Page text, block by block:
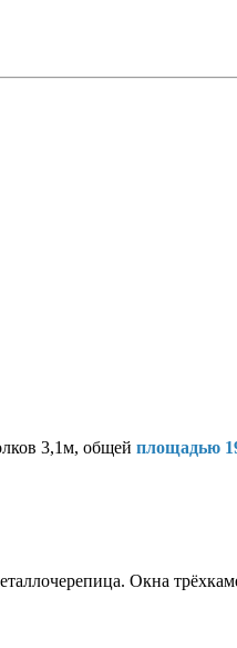
3,1м, общей площадью
Окна